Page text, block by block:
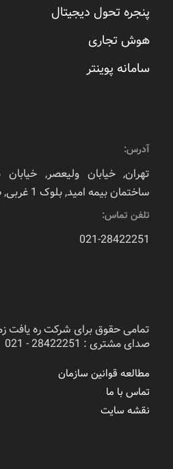
پنجره تحول دیجیتال
هوش تجاری
سامانه پوینتر
آدرس:
ساختمان بیمه امید, بلوک 1 غربی, طبقه 4, واحد 8
تلفن تماس:
021-28422251
تمامی حقوق برای شرکت ره
صدای مشتری : 28422251 - 021
مطالعه قوانین سازمان
تماس با ما
نقشه سایت